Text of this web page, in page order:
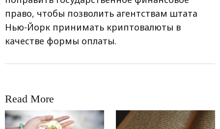
право, чтобы позволить агентствам штата
Нью-Йорк принимать криптовалюты в
качестве формы оплаты.
Read More